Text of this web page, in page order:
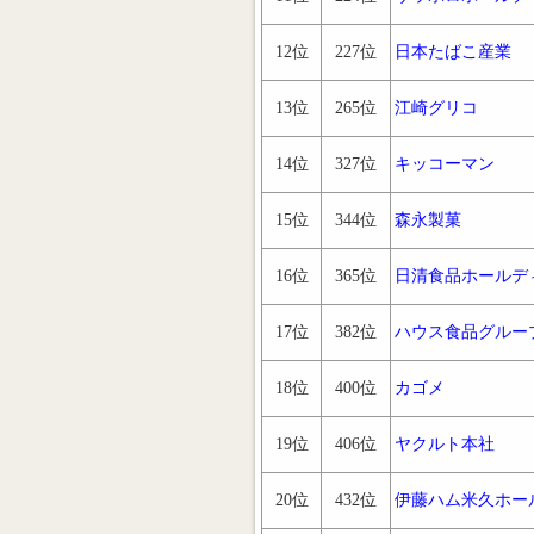
12位 227位 日本たばこ産業
13位 265位 江崎グリコ
14位 327位 キッコーマン
15位 344位 森永製菓
16位 365位 日清食品ホールデ
17位 382位 ハウス食品グルー
18位 400位 カゴメ
19位 406位 ヤクルト本社
20位 432位 伊藤ハム米久ホー